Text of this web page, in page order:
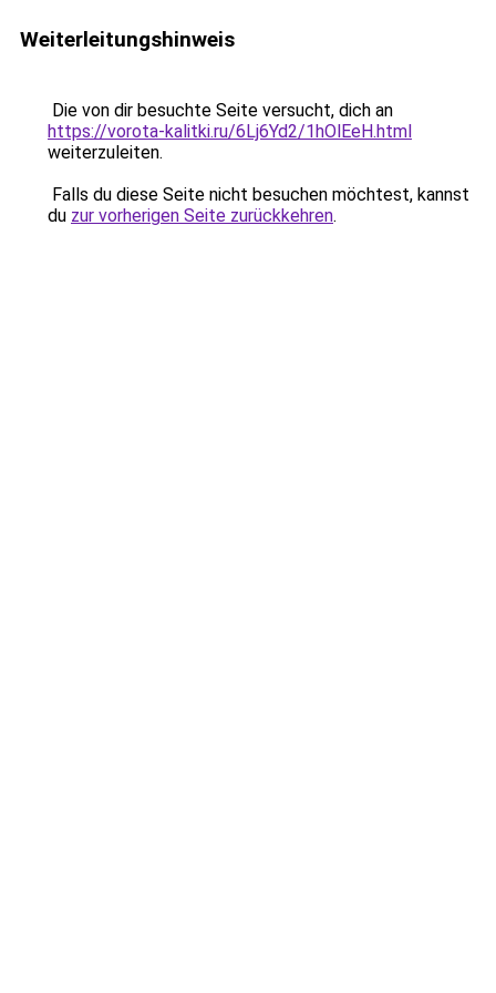
Weiterleitungshinweis
Die von dir besuchte Seite versucht, dich an
https://vorota-kalitki.ru/6Lj6Yd2/1hOlEeH.html
weiterzuleiten.
Falls du diese Seite nicht besuchen möchtest, kannst
du zur vorherigen Seite zurückkehren.